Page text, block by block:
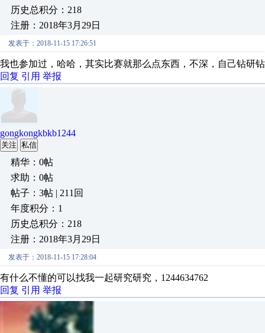
历史总积分：218
注册：2018年3月29日
发表于：2018-11-15 17:26:51
我也参加过，哈哈，其实比赛就那么点东西，不深，自己钻研
回复 引用 举报
gongkongkbkb1244
关注 私信
精华：0帖
求助：0帖
帖子：3帖 | 211回
年度积分：1
历史总积分：218
注册：2018年3月29日
发表于：2018-11-15 17:28:04
有什么不懂的可以找我一起研究研究，1244634762
回复 引用 举报